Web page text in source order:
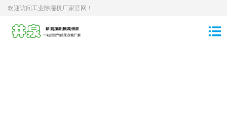
欢迎访问工业除湿机厂家官网！